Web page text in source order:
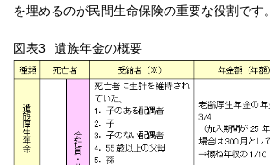
を埋めるのが民間生命保険の重要な役割です。
図表3 遺族年金の概要